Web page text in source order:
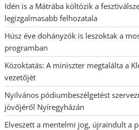
Idén is a Mátrába költözik a
legizgalmasabb felhozatala
Húsz éve dohányzók is leszoktak a
programban
Közoktatás: A miniszter megtalálta a
vezetőjét
Nyilvános pódiumbeszélgetést
jövőjéről Nyíregyházán
Elveszett a mentelmi jog, újraindult a